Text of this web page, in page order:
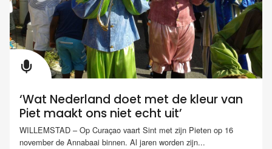
‘Wat Nederland doet met de kleur van
Piet maakt ons niet echt uit’
WILLEMSTAD – Op Curaçao vaart Sint met zijn Pieten op 16
november de Annabaai binnen. Al jaren worden zijn...